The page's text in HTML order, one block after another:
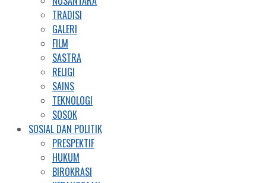
TRADISI
GALERI
FILM
SASTRA
RELIGI
SAINS
TEKNOLOGI
SOSOK
SOSIAL DAN POLITIK
PRESPEKTIF
HUKUM
BIROKRASI